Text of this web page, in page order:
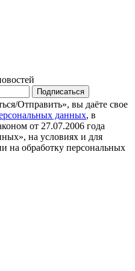
Подписаться
Отправить», вы даёте свое
данных, в
от 27.07.2006 года
на условиях и для
на обработку персональных